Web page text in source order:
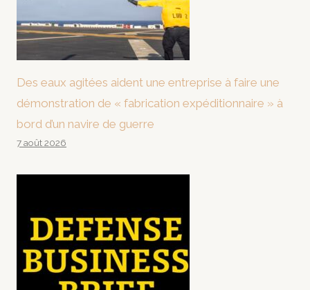
Des eaux agitées aident une entreprise à faire une
démonstration de « fabrication expéditionnaire » à
bord d’un navire de guerre
7 août 2026